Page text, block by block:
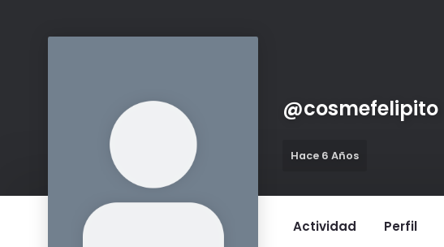
@cosmefelipito
Hace 6 Años
Actividad Perfil